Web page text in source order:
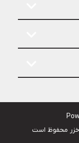
محفوظ است